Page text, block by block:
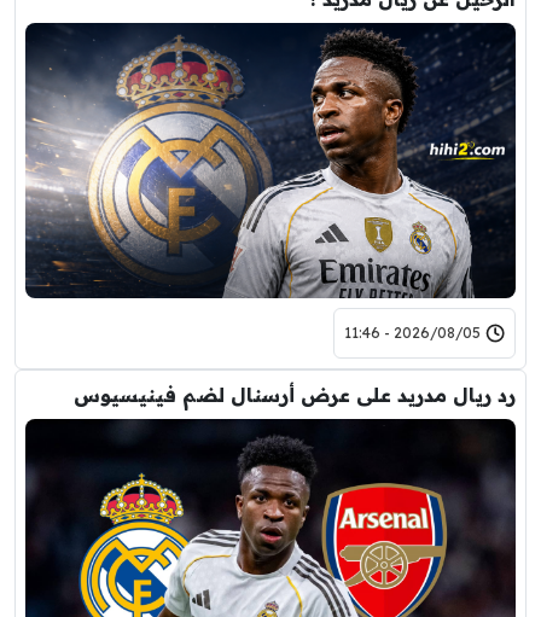
2026/08/05 - 11:46
رد ريال مدريد على عرض أرسنال لضم فينيسيوس